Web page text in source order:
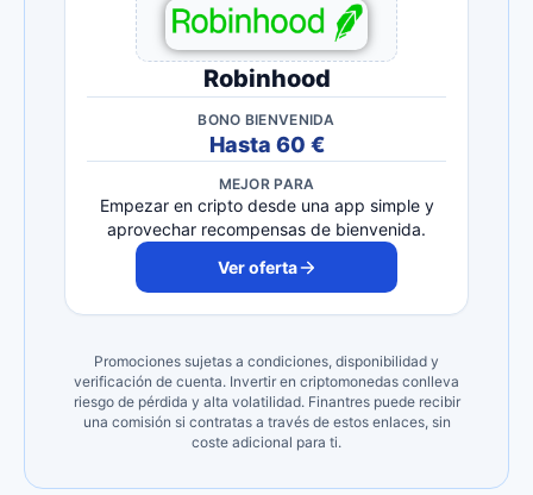
Robinhood
BONO BIENVENIDA
Hasta 60 €
MEJOR PARA
Empezar en cripto desde una app simple y
aprovechar recompensas de bienvenida.
Ver oferta
Promociones sujetas a condiciones, disponibilidad y
verificación de cuenta. Invertir en criptomonedas conlleva
riesgo de pérdida y alta volatilidad. Finantres puede recibir
una comisión si contratas a través de estos enlaces, sin
coste adicional para ti.